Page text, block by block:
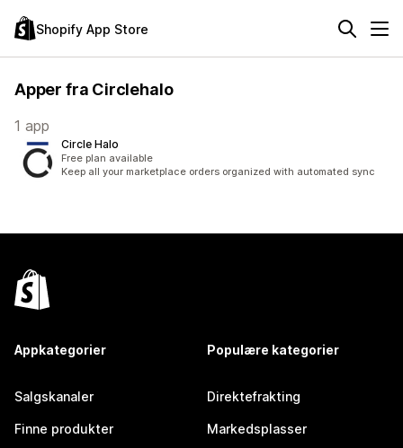
Shopify App Store
Apper fra Circlehalo
1 app
Circle Halo
Free plan available
Keep all your marketplace orders organized with automated sync
Appkategorier
Salgskanaler
Finne produkter
Populære kategorier
Direktefrakting
Markedsplasser